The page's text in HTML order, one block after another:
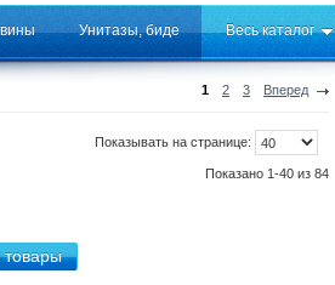
Унитазы, биде Весь каталог
1 2 3 Вперед
Показывать на странице:
Показано 1-40 из 84